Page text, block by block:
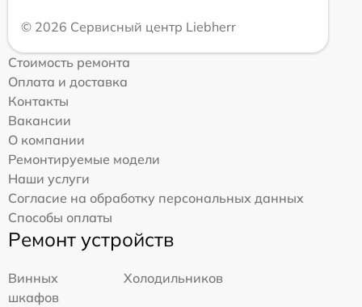
© 2026 Сервисный центр Liebherr
Стоимость ремонта
Оплата и доставка
Контакты
Вакансии
О компании
Ремонтируемые модели
Наши услуги
Согласие на обработку персональных данных
Способы оплаты
Ремонт устройств
Винных
шкафов
Холодильников